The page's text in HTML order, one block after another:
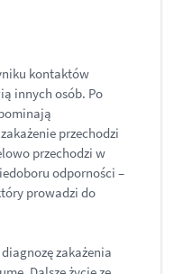
kontaktów
innych osób. Po
przechodzi
przechodzi w
odporności –
prowadzi do
zakażenia